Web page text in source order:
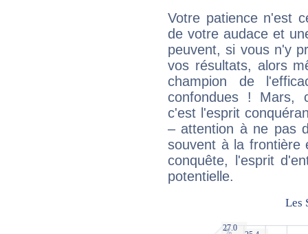
Votre patience n'est
de votre audace et
peuvent, si vous n'y
vos résultats, alors
champion de
confondues ! Mars,
c'est l'esprit
– attention à ne pas
souvent à la frontière
conquête, l'esprit
potentielle.